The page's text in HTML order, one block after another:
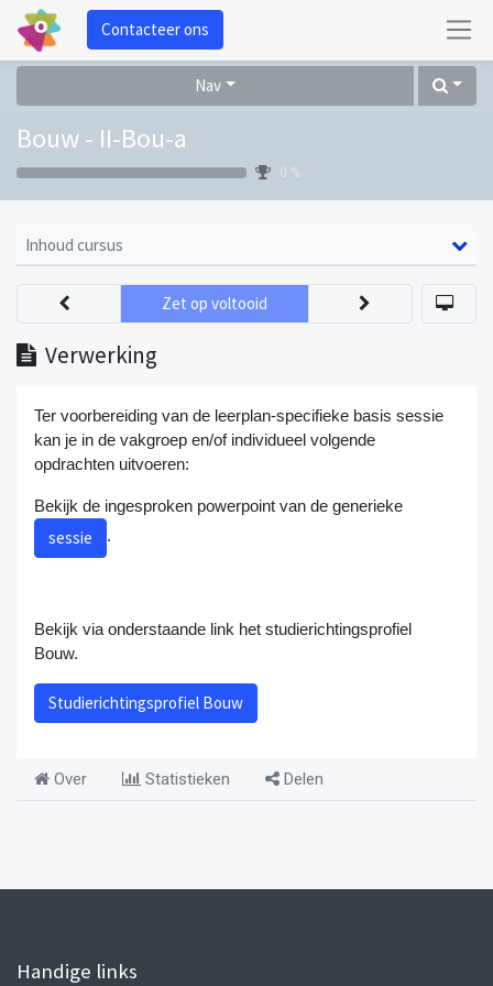
Contacteer ons
Nav
Bouw - II-Bou-a
0 %
Inhoud cursus
Verwerking
Zet op voltooid
Ter voorbereiding van de leerplan-specifieke basis sessie
kan je in de vakgroep en/of individueel volgende
opdrachten uitvoeren:
Bekijk de ingesproken powerpoint van de generieke
sessie .
Bekijk via onderstaande link het studierichtingsprofiel
Bouw.
Studierichtingsprofiel Bouw
Over Statistieken Delen
Handige links